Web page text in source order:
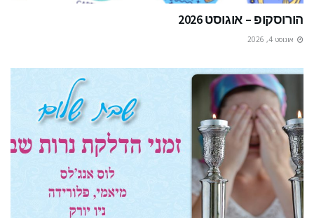
הורוסקופ – אוגוסט 2026
אוגוסט 4, 2026